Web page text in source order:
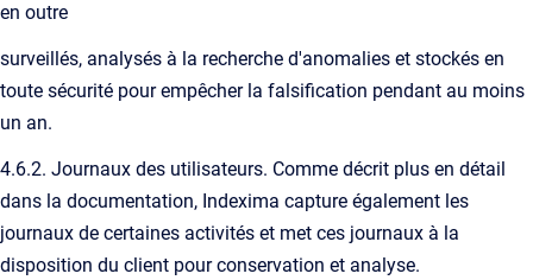
en outre
surveillés, analysés à la recherche d'anomalies et stockés en
toute sécurité pour empêcher la falsification pendant au moins
un an.
4.6.2. Journaux des utilisateurs. Comme décrit plus en détail
dans la documentation, Indexima capture également les
journaux de certaines activités et met ces journaux à la
disposition du client pour conservation et analyse.